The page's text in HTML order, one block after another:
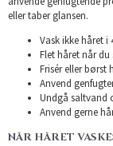
eller taber glansen.
Vask ikke håret
Flet håret når
Frisér eller børst
Anvend
Undgå saltvand
Anvend gerne
NÅR HÅRET